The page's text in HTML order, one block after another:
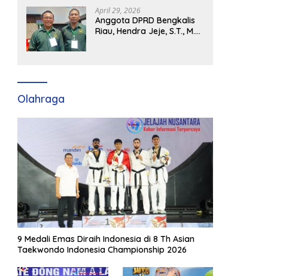
Cik Ujang Pimpin DPD
Partai Demokrat SumSel
April 29, 2026
Anggota DPRD Bengkalis
Riau, Hendra Jeje, S.T., M.M
Olahraga
9 Medali Emas Diraih Indonesia di 8 Th Asian
Taekwondo Indonesia Championship 2026